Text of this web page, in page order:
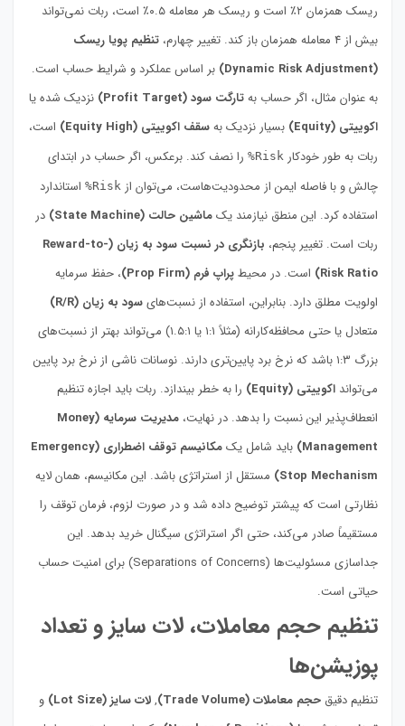
ریسک همزمان ۲٪ است و ریسک هر معامله ۰.۵٪ است، ربات نمی‌تواند
بیش از ۴ معامله همزمان باز کند. تغییر چهارم،
تنظیم پویا ریسک
(Dynamic Risk Adjustment)
بر اساس عملکرد و شرایط حساب است.
به عنوان مثال، اگر حساب بهتارگت سود (Profit Target)
نزدیک شده یا
اکوییتی (Equity)
بسیار نزدیک بهسقف اکوییتی (Equity High)
است،
ربات به طور خودکار Risk%
را نصف کند. برعکس، اگر حساب در ابتدای
چالش و با فاصله ایمن از محدودیت‌هاست، می‌توان از Risk%
استاندارد
استفاده کرد. این منطق نیازمند یکماشین حالت (State Machine)
در
ربات است. تغییر پنجم،
بازنگری در نسبت سود به زیان (Reward-to-
Risk Ratio) است. در محیطپراپ فرم (Prop Firm)
، حفظ سرمایه
اولویت مطلق دارد. بنابراین، استفاده از نسبت‌هایسود به زیان (R/R)
متعادل یا حتی محافظه‌کارانه (مثلاً ۱:۱ یا ۱.۵:۱) می‌تواند بهتر از نسبت‌های
بزرگ ۱:۳ باشد که نرخ برد پایین‌تری دارند. نوسانات ناشی از نرخ برد پایین
می‌تواند اکوییتی (Equity)
را به خطر بیندازد. ربات باید اجازه تنظیم
انعطاف‌پذیر این نسبت را بدهد. در نهایت،
مدیریت سرمایه (Money
Management) باید شامل یک
مکانیسم توقف اضطراری (Emergency
Stop Mechanism) مستقل از استراتژی باشد. این مکانیسم، همان لایه
نظارتی است که پیشتر توضیح داده شد و در صورت لزوم، فرمان توقف را
مستقیماً صادر می‌کند، حتی اگر استراتژی سیگنال خرید بدهد. این
جداسازی مسئولیت‌ها (Separations of Concerns) برای امنیت حساب
حیاتی است.
تنظیم حجم معاملات، لات سایز و تعداد
پوزیشن‌ها
تنظیم دقیق حجم معاملات (Trade Volume) ,لات سایز (Lot Size)
و